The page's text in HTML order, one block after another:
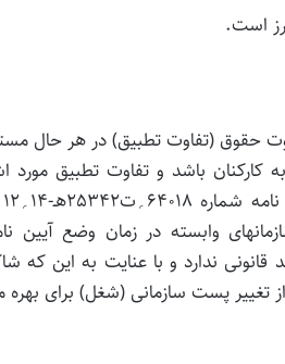
است.
حقوق (تفاوت تطبیق) در هر حال
باشد و تفاوت تطبیق مورد
وابسته در زمان وضع
قانونی ندارد و با عنایت به این